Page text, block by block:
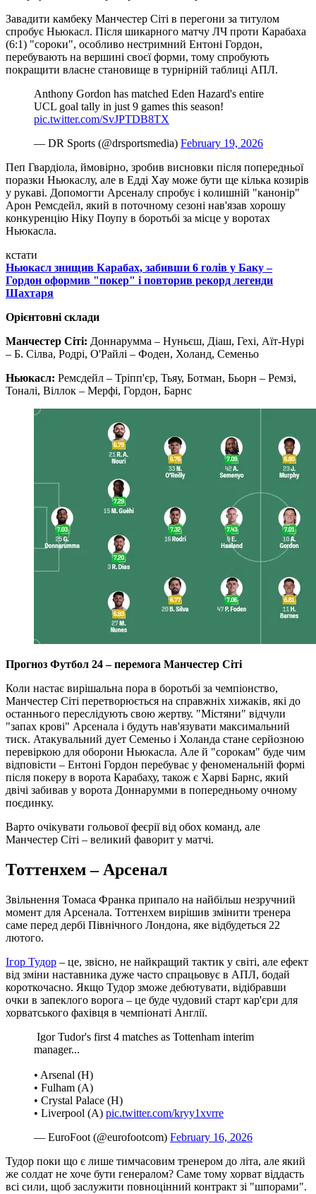
Завадити камбеку Манчестер Сіті в перегони за титулом
спробує Ньюкасл. Після шикарного матчу ЛЧ проти Карабаха
(6:1) "сороки", особливо нестримний Ентоні Гордон,
перебувають на вершині своєї форми, тому спробують
покращити власне становище в турнірній таблиці АПЛ.
Anthony Gordon has matched Eden Hazard's entire
UCL goal tally in just 9 games this season!
pic.twitter.com/SvJPTDB8TX
— DR Sports (@drsportsmedia) February 19, 2026
Пеп Гвардіола, ймовірно, зробив висновки після попередньої
поразки Ньюкаслу, але в Едді Хау може бути ще кілька козирів
у рукаві. Допомогти Арсеналу спробує і колишній "канонір"
Арон Ремсдейл, який в поточному сезоні нав'язав хорошу
конкуренцію Ніку Поупу в боротьбі за місце у воротах
Ньюкасла.
кстати
Ньюкасл знищив Карабах, забивши 6 голів у Баку –
Гордон оформив "покер" і повторив рекорд легенди
Шахтаря
Орієнтовні склади
Манчестер Сіті: Доннарумма – Нуньєш, Діаш, Гехі, Аїт-Нурі
– Б. Сілва, Родрі, О'Райлі – Фоден, Холанд, Семеньо
Ньюкасл: Ремсдейл – Тріпп'єр, Тьяу, Ботман, Бьорн – Ремзі,
Тоналі, Віллок – Мерфі, Гордон, Барнс
Прогноз Футбол 24 – перемога Манчестер Сіті
Коли настає вирішальна пора в боротьбі за чемпіонство,
Манчестер Сіті перетворюється на справжніх хижаків, які до
останнього переслідують свою жертву. "Містяни" відчули
"запах крові" Арсенала і будуть нав'язувати максимальний
тиск. Атакувальний дует Семеньо і Холанда стане серйозною
перевіркою для оборони Ньюкасла. Але й "сорокам" буде чим
відповісти – Ентоні Гордон перебуває у феноменальній формі
після покеру в ворота Карабаху, також є Харві Барнс, який
двічі забивав у ворота Доннарумми в попередньому очному
поєдинку.
Варто очікувати гольової феєрії від обох команд, але
Манчестер Сіті – великий фаворит у матчі.
Тоттенхем – Арсенал
Звільнення Томаса Франка припало на найбільш незручний
момент для Арсенала. Тоттенхем вирішив змінити тренера
саме перед дербі Північного Лондона, яке відбудеться 22
лютого.
Ігор Тудор – це, звісно, не найкращий тактик у світі, але ефект
від зміни наставника дуже часто спрацьовує в АПЛ, бодай
короткочасно. Якщо Тудор зможе дебютувати, відібравши
очки в запеклого ворога – це буде чудовий старт кар'єри для
хорватського фахівця в чемпіонаті Англії.
️ Igor Tudor's first 4 matches as Tottenham interim
manager...
• Arsenal (H)
• Fulham (A)
• Crystal Palace (H)
• Liverpool (A) pic.twitter.com/kryy1xvrre
— EuroFoot (@eurofootcom) February 16, 2026
Тудор поки що є лише тимчасовим тренером до літа, але який
же солдат не хоче бути генералом? Саме тому хорват віддасть
всі сили, щоб заслужити повноцінний контракт зі "шпорами".